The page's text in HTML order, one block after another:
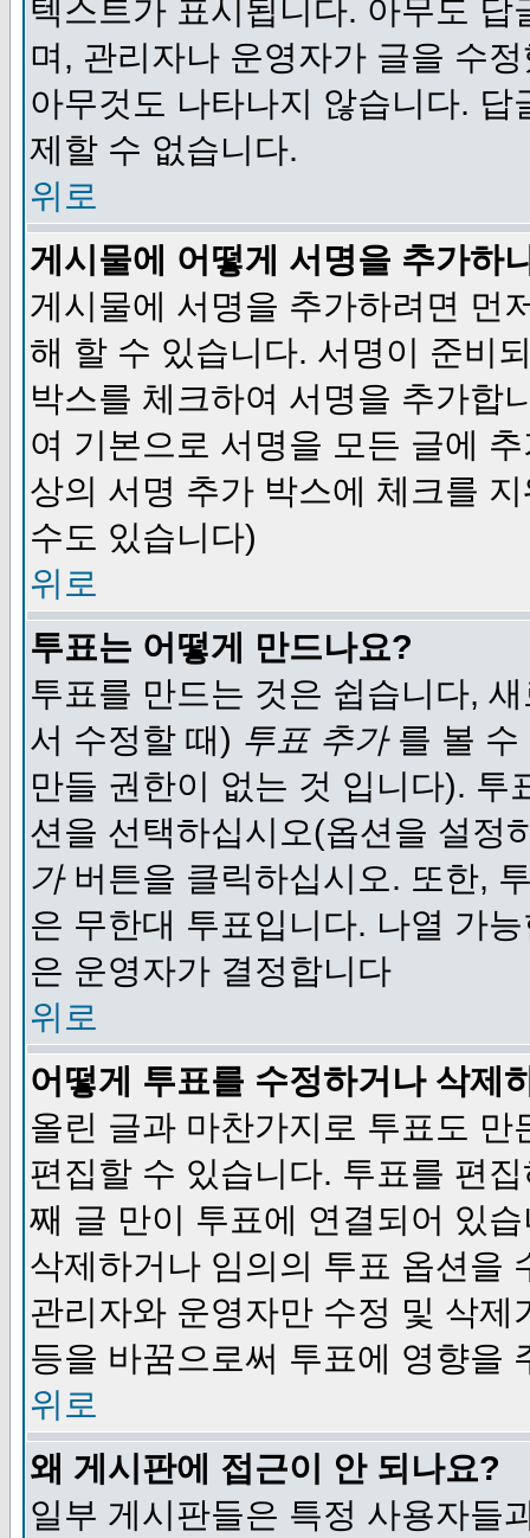
텍스트가 표시됩니다. 아무도
며, 관리자나 운영자가 글을 수
아무것도 나타나지 않습니다.
제할 수 없습니다.
위로
게시물에 어떻게 서명을 추가하
게시물에 서명을 추가하려면 먼
해 할 수 있습니다. 서명이 준비
박스를 체크하여 서명을 추가합
여 기본으로 서명을 모든 글에
상의 서명 추가 박스에 체크를
수도 있습니다)
위로
투표는 어떻게 만드나요?
투표를 만드는 것은 쉽습니다,
서 수정할 때) 투표 추가를 볼 수
만들 권한이 없는 것 입니다).
션을 선택하십시오(옵션을 설정
가버튼을 클릭하십시오. 또한,
은 무한대 투표입니다. 나열 가
은 운영자가 결정합니다
위로
어떻게 투표를 수정하거나 삭제
올린 글과 마찬가지로 투표도
편집할 수 있습니다. 투표를 편
째 글 만이 투표에 연결되어 있
삭제하거나 임의의 투표 옵션을
관리자와 운영자만 수정 및 삭
등을 바꿈으로써 투표에 영향을
위로
왜 게시판에 접근이 안 되나요?
일부 게시판들은 특정 사용자들